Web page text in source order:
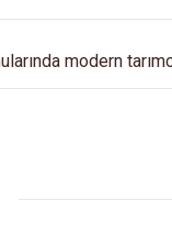
modern